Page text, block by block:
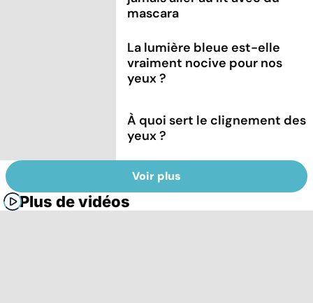
mascara
La lumière bleue est-elle
vraiment nocive pour nos
yeux ?
À quoi sert le clignement des
yeux ?
Voir plus
Plus de vidéos